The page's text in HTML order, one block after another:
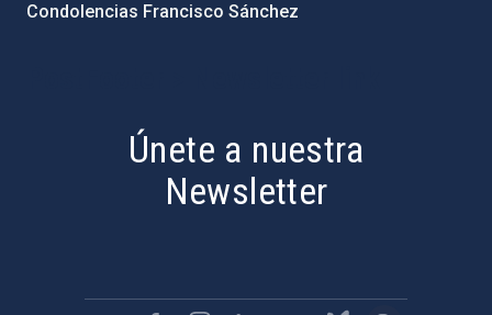
Condolencias Francisco Sánchez
Únete a nuestra
Newsletter